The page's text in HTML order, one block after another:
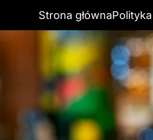
Strona główna